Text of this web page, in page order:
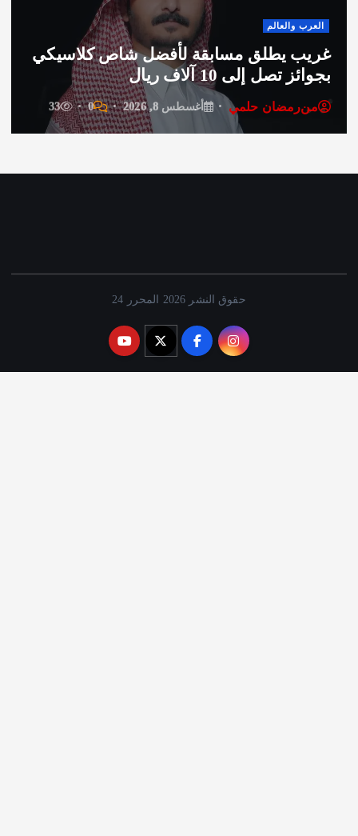
يطلق مسابقة لأفضل شاص كلاسيكي
إلى 10 آلاف ريال
حلمي أغسطس 8, 2026 0
33
حقوق النشر 2026 المحرر 24